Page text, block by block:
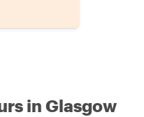
in Glasgow